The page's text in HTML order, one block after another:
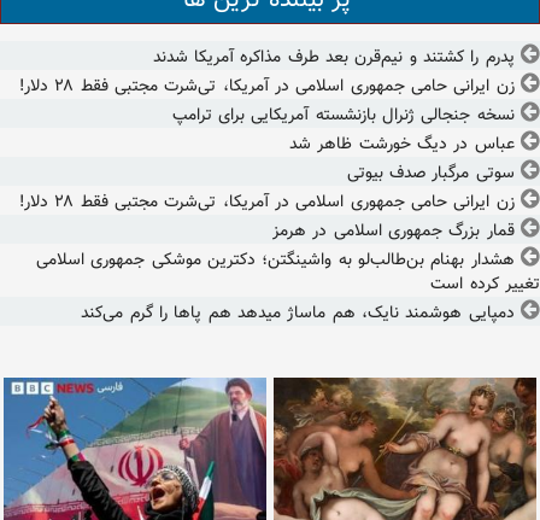
پدرم را کشتند و نیم‌قرن بعد طرف مذاکره آمریکا شدند
زن ایرانی حامی جمهوری اسلامی در آمریکا، تی‌شرت مجتبی فقط ۲۸ دلار!
نسخه جنجالی ژنرال بازنشسته آمریکایی برای ترامپ
عباس در دیگ خورشت ظاهر شد
سوتی مرگبار صدف بیوتی
زن ایرانی حامی جمهوری اسلامی در آمریکا، تی‌شرت مجتبی فقط ۲۸ دلار!
قمار بزرگ جمهوری اسلامی در هرمز
هشدار بهنام بن‌طالب‌لو به واشینگتن؛ دکترین موشکی جمهوری اسلامی
تغییر کرده است
دمپایی هوشمند نایک، هم ماساژ میدهد هم پاها را گرم می‌کند